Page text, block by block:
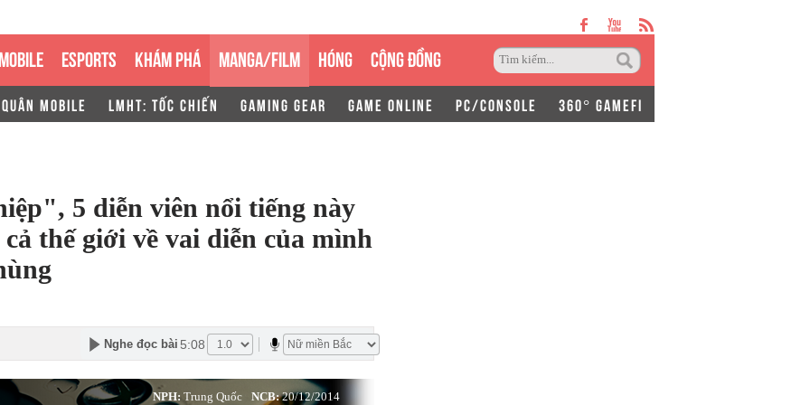
ESPORTS KHÁM PHÁ MANGA/FILM HÓNG CỘNG ĐỒNG
MOBILE LMHT: TỐC CHIẾN GAMING GEAR GAME ONLINE PC/CONSOLE 360° GAMEFI
5 diễn viên nổi tiếng này
thế giới về vai diễn của mình
Nghe đọc bài 5:08
20/12/2014
NCB:
Trung Quốc
NPH: